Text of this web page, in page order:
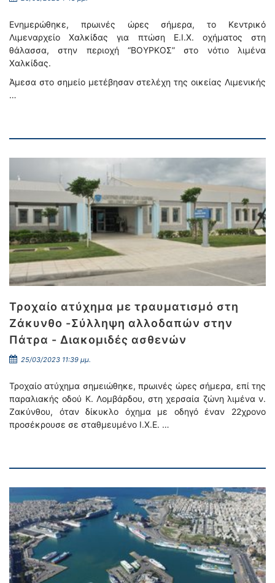
Ενημερώθηκε, πρωινές ώρες σήμερα, το Κεντρικό
Λιμεναρχείο Χαλκίδας για πτώση Ε.Ι.Χ. οχήματος στη
θάλασσα, στην περιοχή “ΒΟΥΡΚΟΣ” στο νότιο λιμένα
Χαλκίδας.
Άμεσα στο σημείο μετέβησαν στελέχη της οικείας Λιμενικής
…
Τροχαίο ατύχημα με τραυματισμό στη
Ζάκυνθο -Σύλληψη αλλοδαπών στην
Πάτρα - Διακομιδές ασθενών
25/03/2023 11:39 μμ.
Τροχαίο ατύχημα σημειώθηκε, πρωινές ώρες σήμερα, επί της
παραλιακής οδού Κ. Λομβάρδου, στη χερσαία ζώνη λιμένα ν.
Ζακύνθου, όταν δίκυκλο όχημα με οδηγό έναν 22χρονο
προσέκρουσε σε σταθμευμένο Ι.Χ.Ε. …